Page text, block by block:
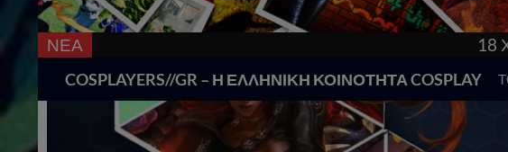
ΝΕΑ 18 Χρόνια Cosplay στην
COSPLAYERS//GR – Η ΕΛΛΗΝΙΚΗ ΚΟΙΝΟΤΗΤΑ COSPLAY